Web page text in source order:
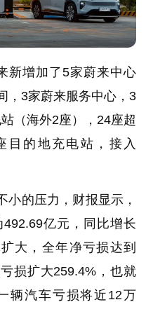
新增加了5家蔚来中心
，3家蔚来服务中心，3
（海外2座），24座超
目的地充电站，接入
小的压力，财报显示，
亿元，同比增长
大，全年净亏损达到
损扩大259.4%，也就
辆汽车亏损将近12万